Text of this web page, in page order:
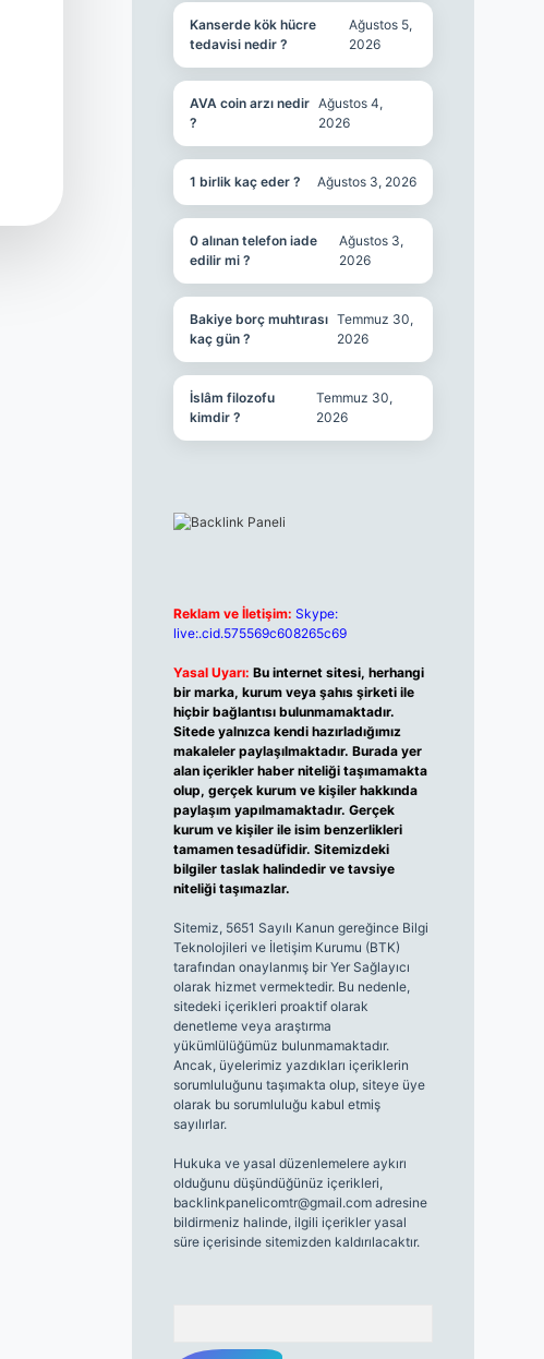
Kanserde kök hücre
tedavisi nedir ?
Ağustos 5,
2026
AVA coin arzı nedir
?
Ağustos 4,
2026
1 birlik kaç eder ? Ağustos 3, 2026
0 alınan telefon iade
edilir mi ?
Ağustos 3,
2026
Bakiye borç muhtırası
kaç gün ?
Temmuz 30,
2026
İslâm filozofu
kimdir ?
Temmuz 30,
2026
Reklam ve İletişim: Skype:
live:.cid.575569c608265c69
Yasal Uyarı: Bu internet sitesi, herhangi
bir marka, kurum veya şahıs şirketi ile
hiçbir bağlantısı bulunmamaktadır.
Sitede yalnızca kendi hazırladığımız
makaleler paylaşılmaktadır. Burada yer
alan içerikler haber niteliği taşımamakta
olup, gerçek kurum ve kişiler hakkında
paylaşım yapılmamaktadır. Gerçek
kurum ve kişiler ile isim benzerlikleri
tamamen tesadüfidir. Sitemizdeki
bilgiler taslak halindedir ve tavsiye
niteliği taşımazlar.
Sitemiz, 5651 Sayılı Kanun gereğince Bilgi
Teknolojileri ve İletişim Kurumu (BTK)
tarafından onaylanmış bir Yer Sağlayıcı
olarak hizmet vermektedir. Bu nedenle,
sitedeki içerikleri proaktif olarak
denetleme veya araştırma
yükümlülüğümüz bulunmamaktadır.
Ancak, üyelerimiz yazdıkları içeriklerin
sorumluluğunu taşımakta olup, siteye üye
olarak bu sorumluluğu kabul etmiş
sayılırlar.
Hukuka ve yasal düzenlemelere aykırı
olduğunu düşündüğünüz içerikleri,
backlinkpanelicomtr@gmail.comadresine
bildirmeniz halinde, ilgili içerikler yasal
süre içerisinde sitemizden kaldırılacaktır.